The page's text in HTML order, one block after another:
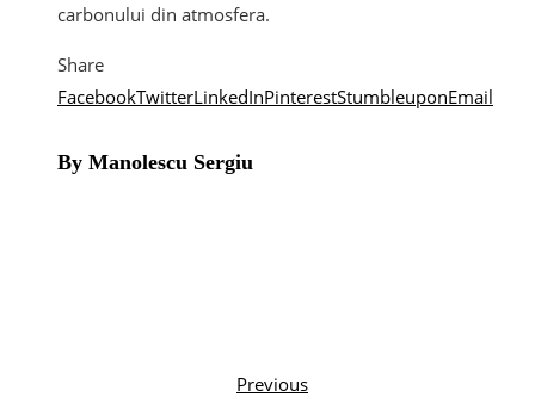
carbonului din atmosfera.
Share
FacebookTwitterLinkedInPinterestStumbleuponEmail
By Manolescu Sergiu
Previous